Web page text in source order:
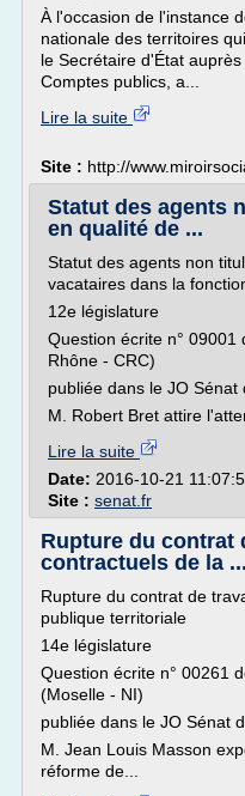
À l'occasion de l'instance
nationale des territoires
le Secrétaire d'État
Comptes publics, a...
Lire la suite
Site : http://
Statut des agents
en qualité de ...
Statut des agents non
vacataires dans la
12e législature
Question écrite n° 09001
Rhône - CRC)
publiée dans le JO
M. Robert Bret attire
Lire la suite
Date: 2016-10-21
Site : senat.fr
Rupture du contrat
contractuels de la ...
Rupture du contrat de
publique territoriale
14e législature
Question écrite n° 00261
(Moselle - NI)
publiée dans le JO Sénat
M. Jean Louis Masson
réforme de...